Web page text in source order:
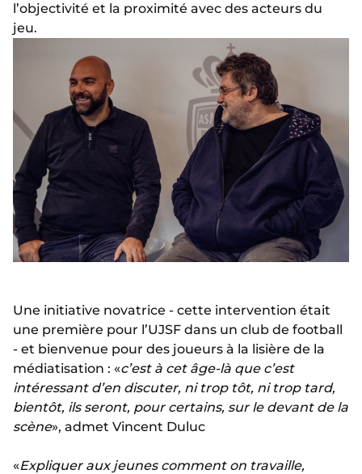
l’objectivité et la proximité avec des acteurs du
jeu.
Une initiative novatrice - cette intervention était
une première pour l’UJSF dans un club de football
- et bienvenue pour des joueurs à la lisière de la
médiatisation : «c’est à cet âge-là que c’est
intéressant d’en discuter, ni trop tôt, ni trop tard,
bientôt, ils seront, pour certains, sur le devant de la
scène», admet Vincent Duluc
«Expliquer aux jeunes comment on travaille,